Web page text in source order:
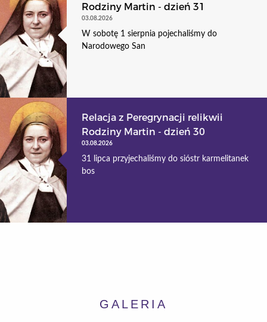
Rodziny Martin - dzień 31
03.08.2026
W sobotę 1 sierpnia pojechaliśmy do
Narodowego San
Relacja z Peregrynacji relikwii
Rodziny Martin - dzień 30
03.08.2026
31 lipca przyjechaliśmy do sióstr karmelitanek
bos
GALERIA